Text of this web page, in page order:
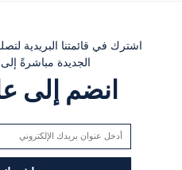
اشترك في قائمتنا البريدية
الجديدة مباشرةً
انضم إلى